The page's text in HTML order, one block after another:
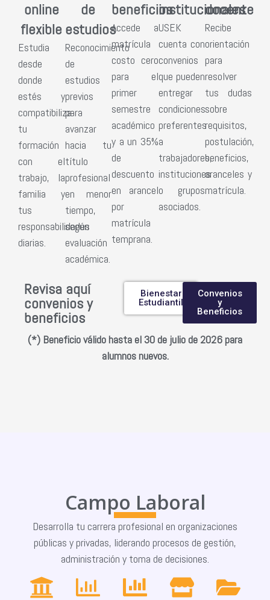
online
flexible
Estudia
desde
donde
estés y
compatibiliza
tu
formación
con el
trabajo, la
familia y
tus
responsabilidades
diarias.
de
estudios
Reconocimiento
de
estudios
previos
para
avanzar
hacia tu
título
profesional
en menor
tiempo,
según
evaluación
académica.
beneficios
Accede a
matrícula
costo cero
para el
primer
semestre
académico
y a un 35%
de
descuento
en arancel
por
matrícula
temprana.
institucionales
USEK
cuenta con
convenios
que pueden
entregar
condiciones
preferentes
a
trabajadores,
instituciones
o grupos
asociados.
docente
Recibe
orientación
para
resolver
tus dudas
sobre
requisitos,
postulación,
beneficios,
aranceles y
matrícula.
Revisa aquí
convenios y
beneficios
Bienestar
Estudiantil
Convenios
y
Beneficios
(*) Beneficio válido hasta el 30 de julio de 2026 para
alumnos nuevos.
Campo Laboral
Desarrolla tu carrera profesional en organizaciones
públicas y privadas, liderando procesos de gestión,
administración y toma de decisiones.